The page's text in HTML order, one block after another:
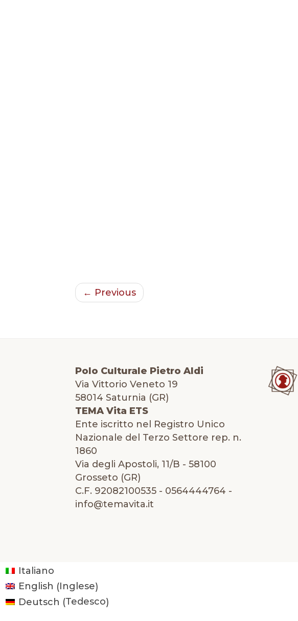
← Previous
Polo Culturale Pietro Aldi
Via Vittorio Veneto 19
58014 Saturnia (GR)
TEMA Vita ETS
Ente iscritto nel Registro Unico
Nazionale del Terzo Settore rep. n.
1860
Via degli Apostoli, 11/B - 58100
Grosseto (GR)
C.F. 92082100535 - 0564444764 -
info@temavita.it
Italiano
English (Inglese)
Deutsch (Tedesco)